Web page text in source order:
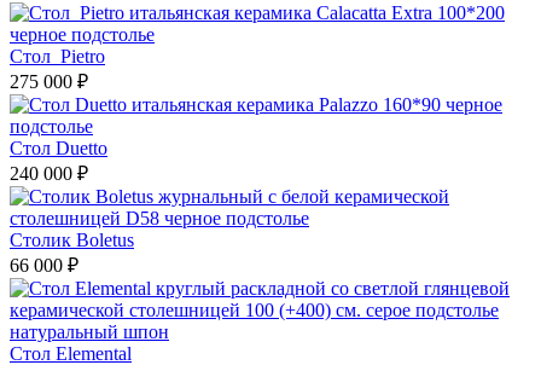
Стол Pietro
275 000 ₽
Стол Duetto
240 000 ₽
Столик Boletus
66 000 ₽
Стол Elemental